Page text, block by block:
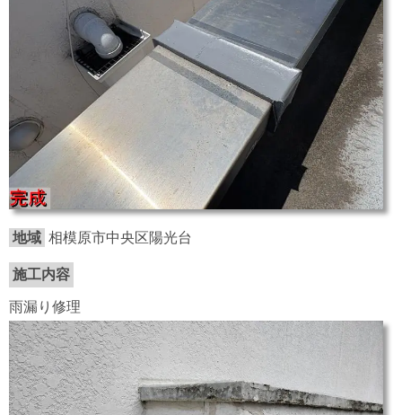
地域 相模原市中央区陽光台
施工内容
雨漏り修理